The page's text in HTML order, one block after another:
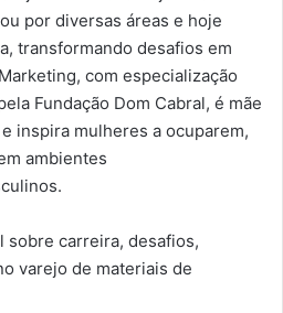
por diversas áreas e hoje
transformando desafios em
com especialização
Fundação Dom Cabral, é mãe
inspira mulheres a ocuparem,
ambientes
sobre carreira, desafios,
varejo de materiais de